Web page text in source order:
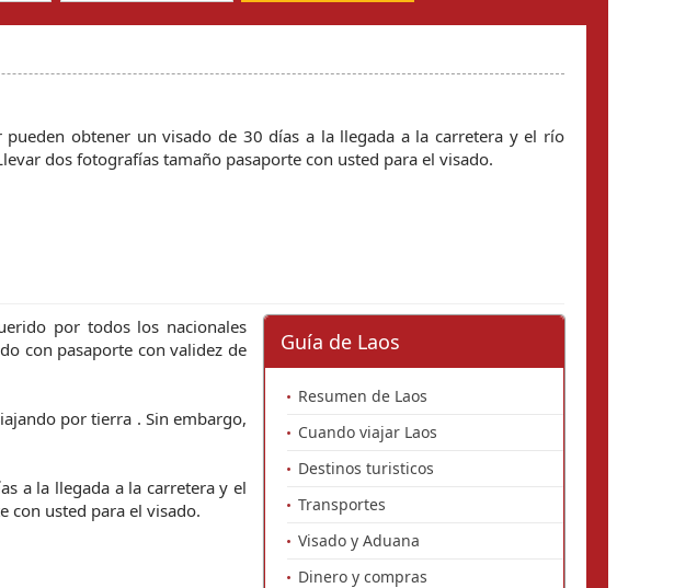
pueden obtener un visado de 30 días a la llegada a la carretera y el río
dos fotografías tamaño pasaporte con usted para el visado.
por todos los nacionales
con pasaporte con validez de
por tierra . Sin embargo,
a la llegada a la carretera y el
con usted para el visado.
Guía de Laos
Resumen de Laos
Cuando viajar Laos
Destinos turisticos
Transportes
Visado y Aduana
Dinero y compras